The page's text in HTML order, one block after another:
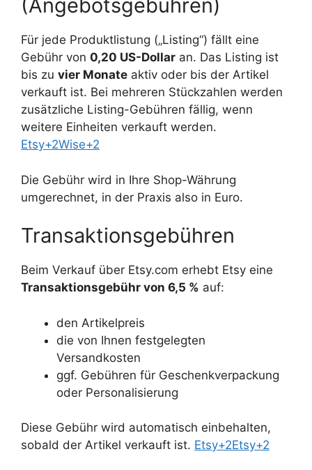
(Angebotsgebühren)
Für jede Produktlistung („Listing“) fällt eine
Gebühr von 0,20 US-Dollar an. Das Listing ist
bis zu vier Monate aktiv oder bis der Artikel
verkauft ist. Bei mehreren Stückzahlen werden
zusätzliche Listing-Gebühren fällig, wenn
weitere Einheiten verkauft werden.
Etsy+2Wise+2
Die Gebühr wird in Ihre Shop-Währung
umgerechnet, in der Praxis also in Euro.
Transaktionsgebühren
Beim Verkauf über Etsy.com erhebt Etsy eine
Transaktionsgebühr von 6,5 % auf:
den Artikelpreis
die von Ihnen festgelegten
Versandkosten
ggf. Gebühren für Geschenkverpackung
oder Personalisierung
Diese Gebühr wird automatisch einbehalten,
sobald der Artikel verkauft ist. Etsy+2Etsy+2